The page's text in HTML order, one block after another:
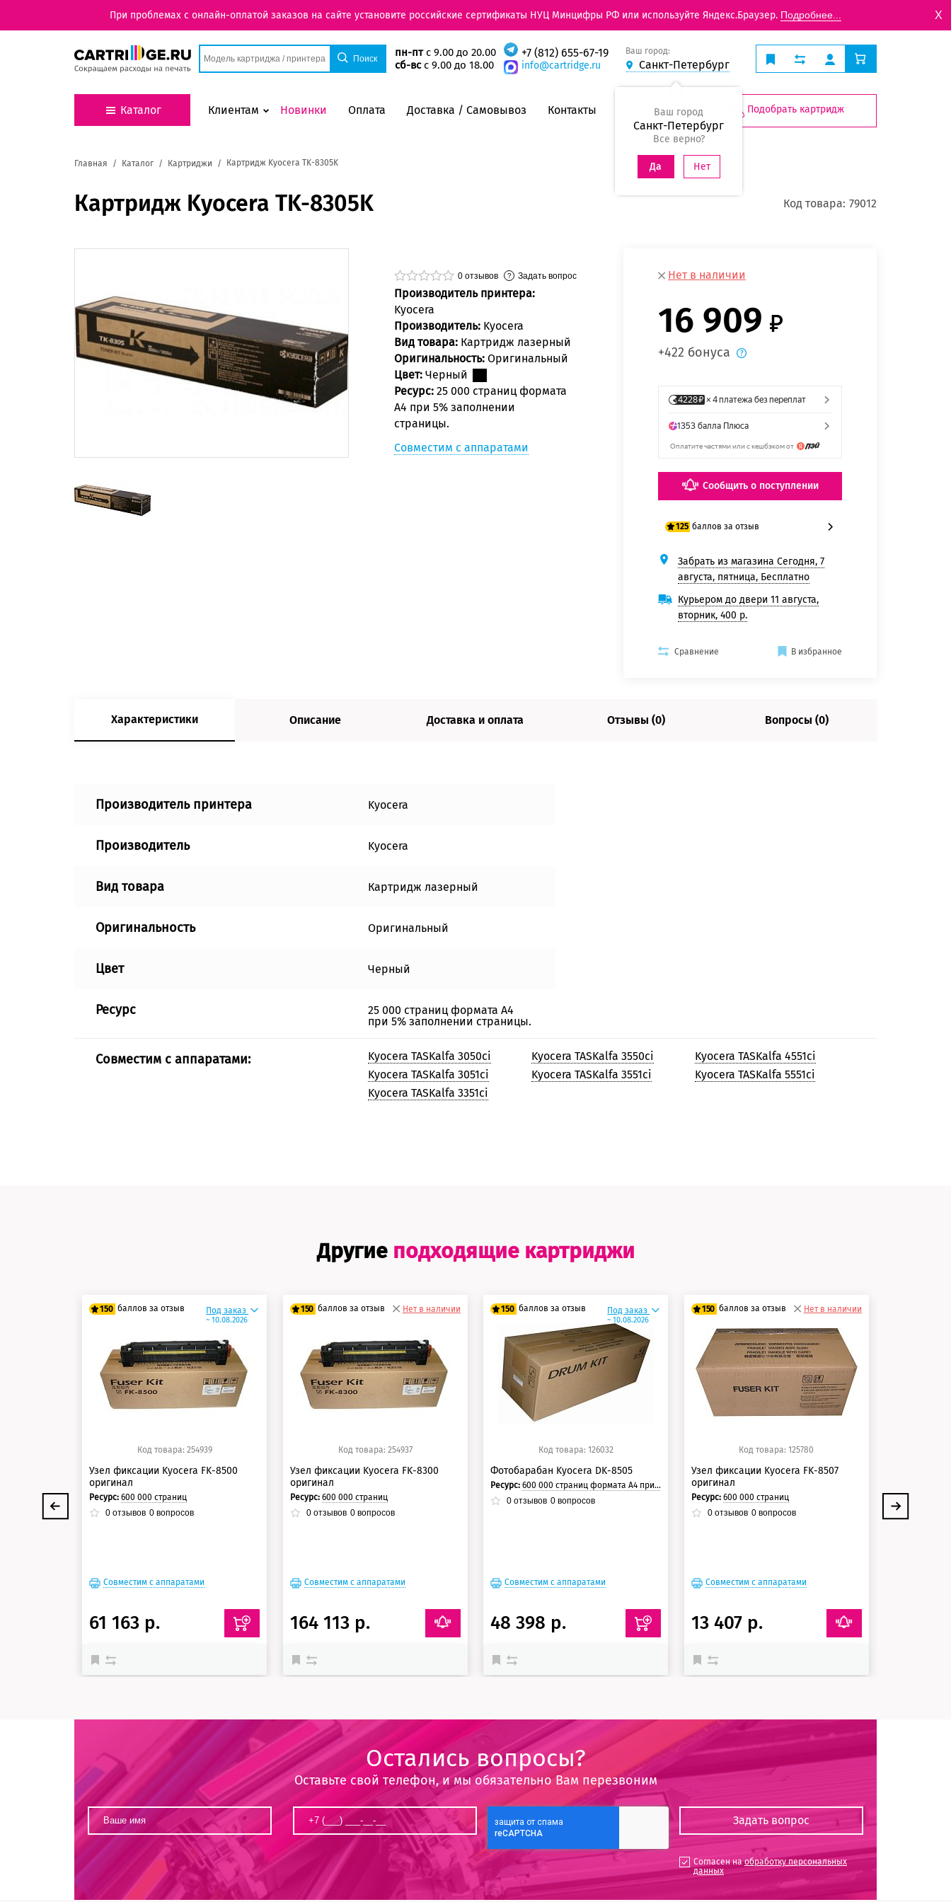
При проблемах с онлайн-оплатой заказов на сайте установите российские сертификаты НУЦ Минцифры РФ или используйте Яндекс.Браузер. Подробнее... X
пн-птс 9.00 до 20.00
сб-всс 9.00 до 18.00
+7 (812) 655-67-19
info@cartridge.ru
Ваш город:
Санкт-Петербург
Ваш город
Санкт-Петербург
Все верно?
Да Нет
Каталог Клиентам Новинки Оплата Доставка / Самовывоз Контакты Подобрать картридж
Главная Каталог Картриджи Картридж Kyocera TK-8305K
Картридж Kyocera TK-8305K Код товара: 79012
0 отзывов Задать вопрос
Производитель принтера:
Kyocera
Производитель: Kyocera
Вид товара: Картридж лазерный
Оригинальность: Оригинальный
Цвет: Черный
Ресурс: 25 000 страниц формата
А4 при 5% заполнении
страницы.
Совместим с аппаратами
Нет в наличии
16 909
+422 бонуса
Сообщить о поступлении
125 баллов за отзыв
100 баллов
125 баллов
Забрать из магазина Сегодня, 7
августа, пятница, Бесплатно
Курьером до двери 11 августа,
вторник, 400 р.
Сравнение В избранное
Характеристики Описание Доставка и оплата Отзывы (0) Вопросы (0)
Производитель принтера Kyocera
Производитель Kyocera
Вид товара Картридж лазерный
Оригинальность Оригинальный
Цвет Черный
Ресурс
25 000 страниц формата А4
при 5% заполнении страницы.
Совместим с аппаратами:
Kyocera TASKalfa 3050ci
Kyocera TASKalfa 3051ci
Kyocera TASKalfa 3351ci
Kyocera TASKalfa 3550ci
Kyocera TASKalfa 3551ci
Kyocera TASKalfa 4551ci
Kyocera TASKalfa 5551ci
Другие подходящие картриджи
150 баллов за отзыв
125 баллов
150 баллов
Под заказ
~ 10.08.2026
Код товара: 254939
Узел фиксации Kyocera FK-8500
оригинал
Ресурс:600 000 страниц
0 отзывов 0 вопросов
Совместим с аппаратами
61 163 р.
150 баллов за отзыв
125 баллов
150 баллов
Нет в наличии
Код товара: 254937
Узел фиксации Kyocera FK-8300
оригинал
Ресурс: 600 000 страниц
0отзывов 0вопросов
Совместим с аппаратами
164 113 р.
150 баллов за отзыв
125 баллов
150 баллов
Под заказ
~ 10.08.2026
Код товара: 126032
Фотобарабан Kyocera DK-8505
Ресурс:600 000 страниц формата А4 при 5% заполнении страницы.
0 отзывов 0 вопросов
Совместим с аппаратами
48 398 р.
150 баллов за отзыв
125 баллов
150 баллов
Нет в наличии
Код товара: 125780
Узел фиксации Kyocera FK-8507
оригинал
Ресурс: 600 000 страниц
0отзывов 0вопросов
Совместим с аппаратами
13 407 р.
Ресурс:
Остались вопросы?
Оставьте свой телефон, и мы обязательно Вам перезвоним
Согласен наобработку персональных
данных